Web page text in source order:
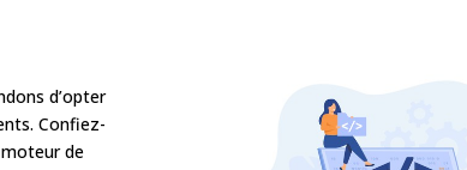
d’opter
Confiez-
de